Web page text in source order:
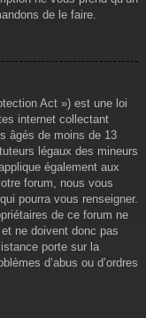
de le faire.
Act ») est une loi
internet collectant
âgés de moins de 13
légaux des mineurs
également aux
forum, nous vous
pourra vous renseigner.
de ce forum ne
ne doivent donc pas
porte sur la
d’abus ou d’ordres